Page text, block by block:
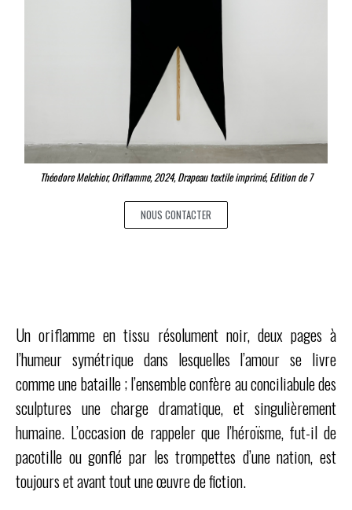
Théodore Melchior, Oriflamme, 2024, Drapeau textile imprimé, Edition de 7
NOUS CONTACTER
Un oriflamme en tissu résolument noir, deux pages à
l’humeur symétrique dans lesquelles l’amour se livre
comme une bataille ; l’ensemble confère au conciliabule des
sculptures une charge dramatique, et singulièrement
humaine. L’occasion de rappeler que l’héroïsme, fut-il de
pacotille ou gonflé par les trompettes d’une nation, est
toujours et avant tout une œuvre de fiction.